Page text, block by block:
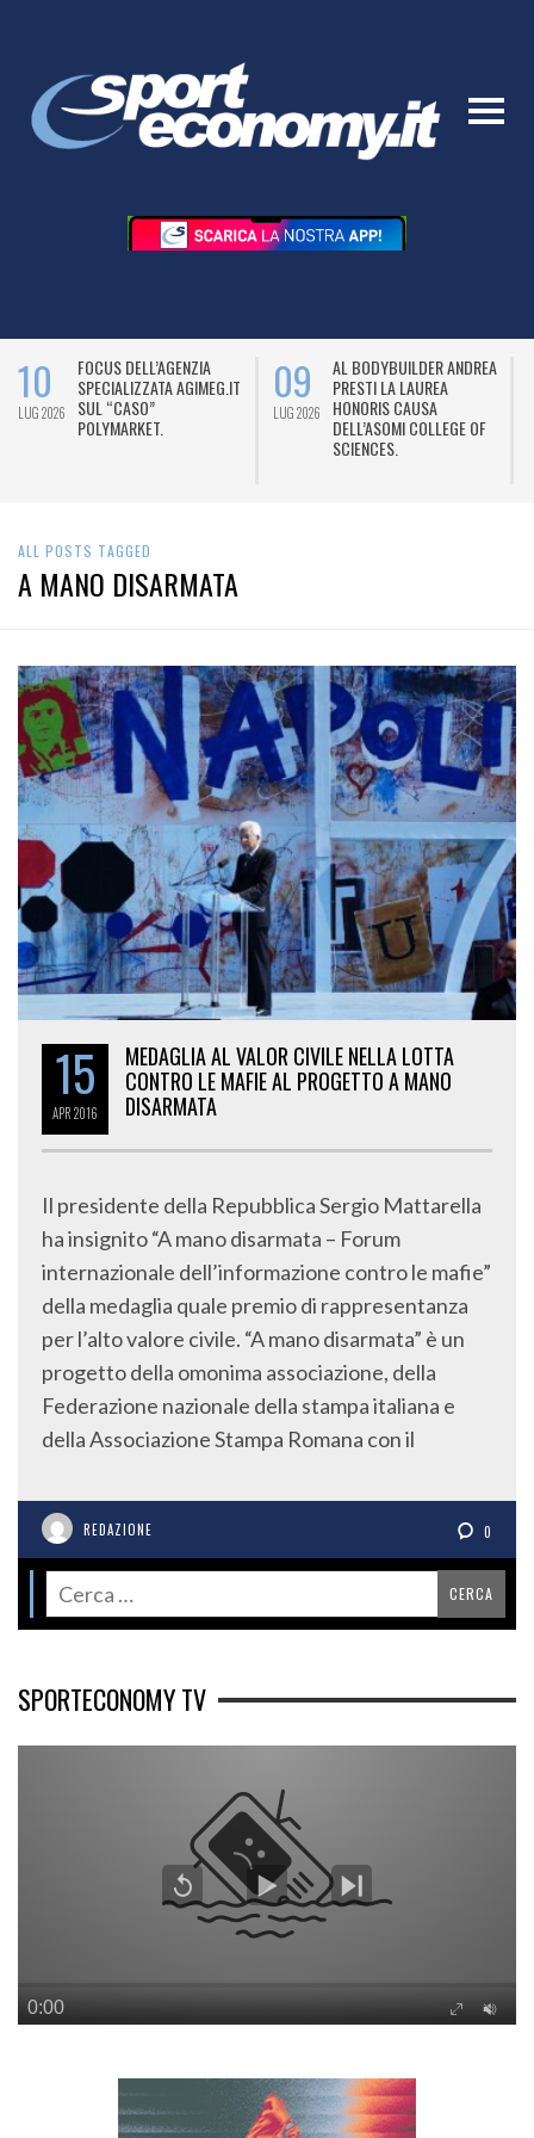
10
LUG 2026
FOCUS DELL’AGENZIA
SPECIALIZZATA AGIMEG.IT
SUL “CASO”
POLYMARKET.
09
LUG 2026
AL BODYBUILDER ANDREA
PRESTI LA LAUREA
HONORIS CAUSA
DELL’ASOMI COLLEGE OF
SCIENCES.
ALL POSTS TAGGED
A MANO DISARMATA
15
APR2016
MEDAGLIA AL VALOR CIVILE NELLA LOTTA
CONTRO LE MAFIE AL PROGETTO A MANO
DISARMATA
Il presidente della Repubblica Sergio Mattarella
ha insignito “A mano disarmata – Forum
internazionale dell’informazione contro le mafie”
della medaglia quale premio di rappresentanza
per l’alto valore civile. “A mano disarmata” è un
progetto della omonima associazione, della
Federazione nazionale della stampa italiana e
della Associazione Stampa Romana con il
REDAZIONE 0
SPORTECONOMY TV